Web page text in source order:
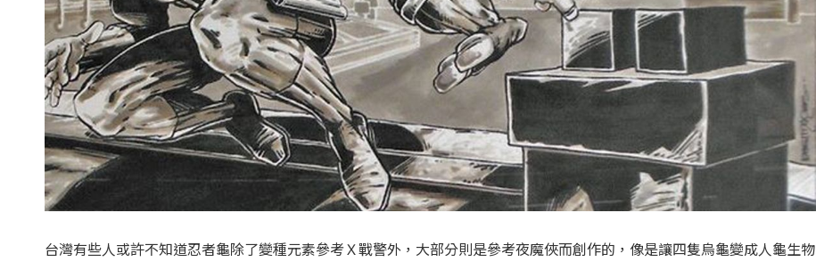
台灣有些人或許不知道忍者龜除了變種元素參考Ｘ戰警外，大部分則是參考夜魔俠而創作的，像是讓四隻烏龜變成人龜生物